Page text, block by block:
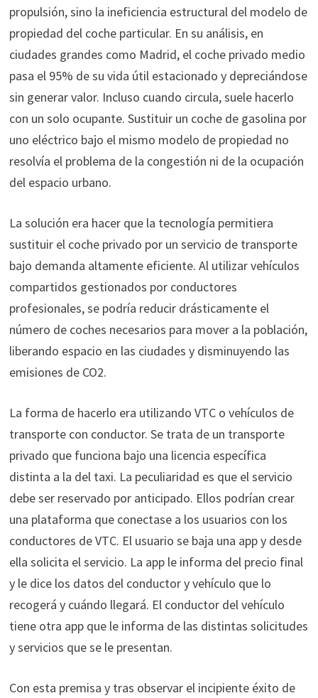
propulsión, sino la ineficiencia estructural del modelo de
propiedad del coche particular. En su análisis, en
ciudades grandes como Madrid, el coche privado medio
pasa el 95% de su vida útil estacionado y depreciándose
sin generar valor. Incluso cuando circula, suele hacerlo
con un solo ocupante. Sustituir un coche de gasolina por
uno eléctrico bajo el mismo modelo de propiedad no
resolvía el problema de la congestión ni de la ocupación
del espacio urbano.
La solución era hacer que la tecnología permitiera
sustituir el coche privado por un servicio de transporte
bajo demanda altamente eficiente. Al utilizar vehículos
compartidos gestionados por conductores
profesionales, se podría reducir drásticamente el
número de coches necesarios para mover a la población,
liberando espacio en las ciudades y disminuyendo las
emisiones de CO2.
La forma de hacerlo era utilizando VTC o vehículos de
transporte con conductor. Se trata de un transporte
privado que funciona bajo una licencia específica
distinta a la del taxi. La peculiaridad es que el servicio
debe ser reservado por anticipado. Ellos podrían crear
una plataforma que conectase a los usuarios con los
conductores de VTC. El usuario se baja una app y desde
ella solicita el servicio. La app le informa del precio final
y le dice los datos del conductor y vehículo que lo
recogerá y cuándo llegará. El conductor del vehículo
tiene otra app que le informa de las distintas solicitudes
y servicios que se le presentan.
Con esta premisa y tras observar el incipiente éxito de